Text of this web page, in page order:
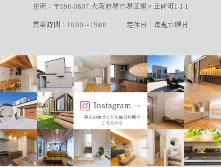
住所：〒590-0807 大阪府堺市堺区旭ヶ丘南町1-1-1
営業時間：10:00～19:00
定休日：毎週水曜日